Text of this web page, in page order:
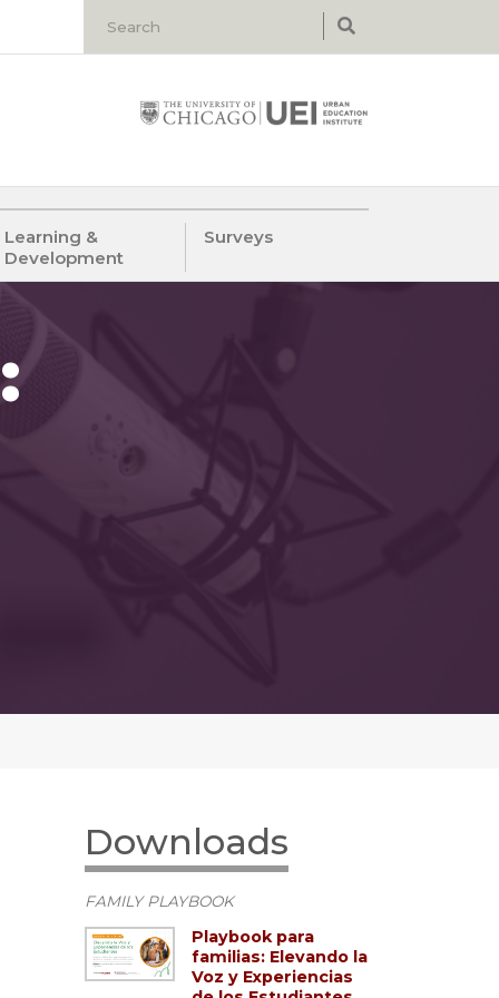
Learning &
Development
Surveys
Downloads
FAMILY PLAYBOOK
Playbook para
familias: Elevando la
Voz y Experiencias